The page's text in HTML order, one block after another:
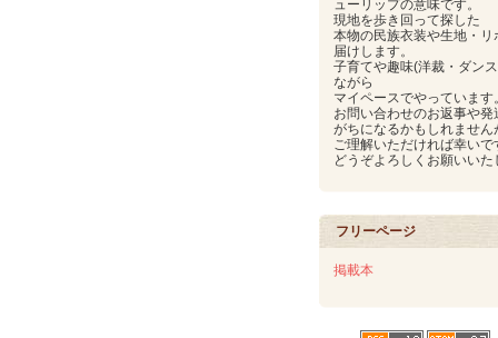
ューリップの意味です。
現地を歩き回って探した
本物の民族衣装や生地・リ
届けします。
子育てや趣味(洋裁・ダン
ながら
マイペースでやっています
お問い合わせのお返事や発
がちになるかもしれません
ご理解いただければ幸いで
どうぞよろしくお願いいた
フリーページ
掲載本